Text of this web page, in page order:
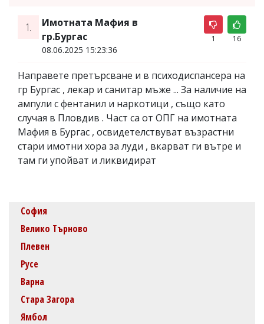
1.
Имотната Мафия в
гр.Бургас
08.06.2025 15:23:36
1 16
Направете претърсване и в психодиспансера на
гр Бургас , лекар и санитар мъже ... За наличие на
ампули с фентанил и наркотици , също като
случая в Пловдив . Част са от ОПГ на имотната
Мафия в Бургас , освидетелствуват възрастни
стари имотни хора за луди , вкарват ги вътре и
там ги упойват и ликвидират
София
Велико Търново
Плевен
Русе
Варна
Стара Загора
Ямбол